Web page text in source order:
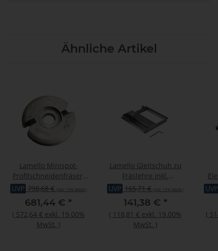
Ähnliche Artikel
Lamello Minispot-
Profilschneidenfräser,
Grösse 20, HW,
Ø100x20xØ22 mm, Z2
UVP 798,68 € (inkl. 19% MwSt.)
681,44 € *
( 572,64 € exkl. 19.00%
MwSt. )
Lamello Gleitschuh zu
Fräslehre inkl.
Begrenzungswinkel
UVP 165,71 € (inkl. 19% MwSt.)
141,38 € *
( 118,81 € exkl. 19.00%
MwSt. )
Typ
UVP
(